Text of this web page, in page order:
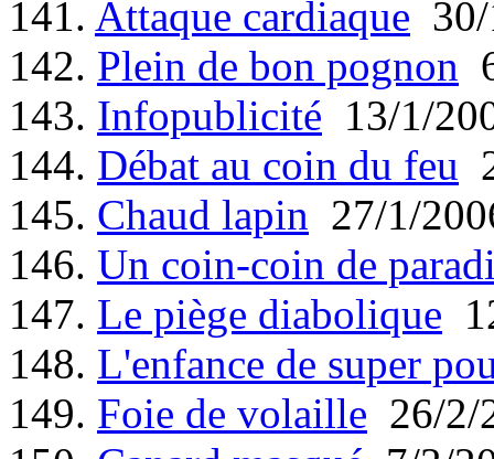
141. Attaque cardiaque
142. Plein de bon pognon
143. Infopublicité 13/1/
144. Débat au coin du feu
145. Chaud lapin 27/1/
146. Un coin-coin de
147. Le piège diabolique
148. L'enfance de super
149. Foie de volaille 26/2/